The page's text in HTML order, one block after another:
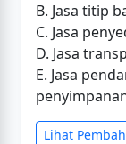
B. Jasa titip
C. Jasa
D. Jasa
E. Jasa
Lihat